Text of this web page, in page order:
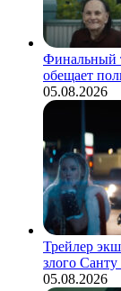
Финальный
обещает
05.08.2026
Трейлер
злого
05.08.2026